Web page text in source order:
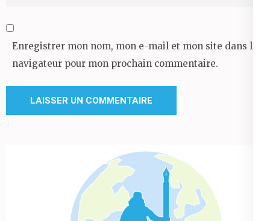
Enregistrer mon nom, mon e-mail et mon site dans le
navigateur pour mon prochain commentaire.